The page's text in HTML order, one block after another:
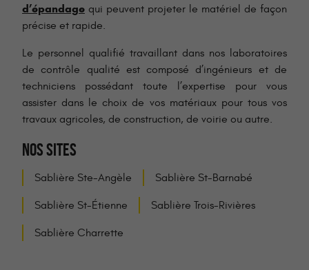
d’épandage qui peuvent projeter le matériel de façon
précise et rapide.
Le personnel qualifié travaillant dans nos laboratoires
de contrôle qualité est composé d’ingénieurs et de
techniciens possédant toute l’expertise pour vous
assister dans le choix de vos matériaux pour tous vos
travaux agricoles, de construction, de voirie ou autre.
NOS SITES
Sablière Ste-Angèle Sablière St-Barnabé
Sablière St-Étienne Sablière Trois-Rivières
Sablière Charrette